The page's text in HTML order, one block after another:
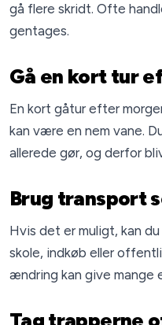
gå flere skridt. Ofte
gentages.
Gå en kort tur
En kort gåtur efter
kan være en nem vane.
allerede gør, og derfor
Brug transport
Hvis det er muligt, kan
skole, indkøb eller
ændring kan give mange